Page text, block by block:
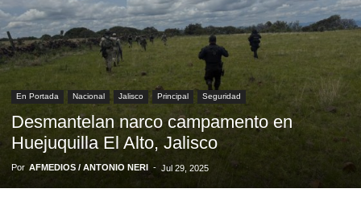
En Portada Nacional Jalisco Principal Seguridad
Desmantelan narco campamento en
Huejuquilla El Alto, Jalisco
Por AFMEDIOS / ANTONIO NERI - Jul 29, 2025